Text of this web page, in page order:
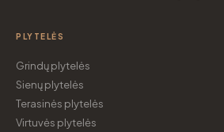
PLYTELĖS
Grindų plytelės
Sienų plytelės
Terasinės plytelės
Virtuvės plytelės